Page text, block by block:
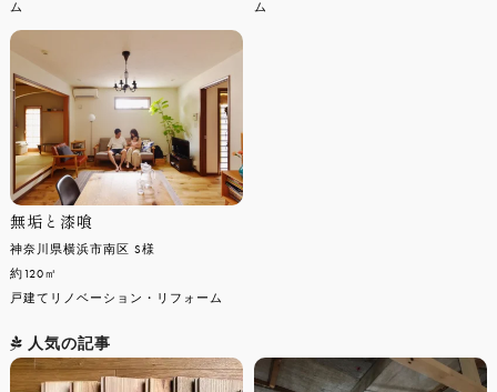
無垢と漆喰
人気の記事